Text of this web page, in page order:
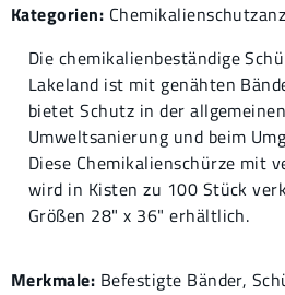
Kategorien:
Die chemikalienbeständige
Lakeland ist mit genähten
bietet Schutz in der
Umweltsanierung und beim
Diese Chemikalienschürze mit
wird in Kisten zu 100 Stück
Größen 28" x 36" erhältlich.
Merkmale: Befestigte Bänder,